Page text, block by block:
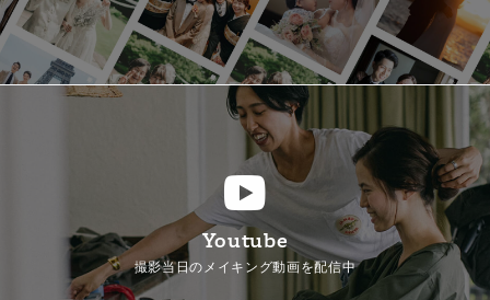
Youtube
撮影当日のメイキング動画を配信中